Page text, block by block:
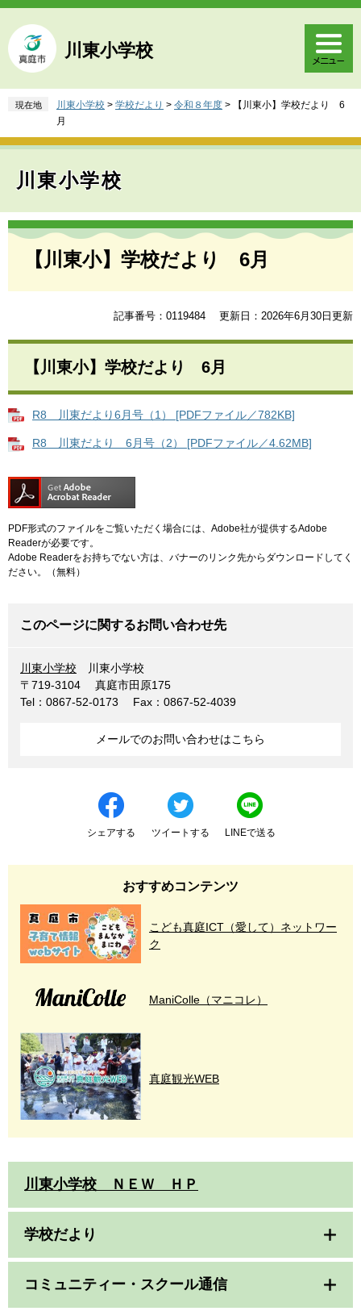
ペ
ジ
の
頭
。
メ
ュ
ー
飛
て
川東小学校
現在地 川東小学校 > 学校だより > 令和８年度 >
【川東小】学校だより 6
月
川東小学校
本
【川東小】学校だより 6月
記事番号：0119484 更新日：2026年6月30日更新
【川東小】学校だより 6月
R8 川東だより6月号（1） [PDFファイル／782KB]
R8 川東だより 6月号（2） [PDFファイル／4.62MB]
PDF形式のファイルをご覧いただく場合には、Adobe社が提供するAdobe
Readerが必要です。
Adobe Readerをお持ちでない方は、バナーのリンク先からダウンロードしてく
ださい。（無料）
このページに関するお問い合わせ先
川東小学校
川東小学校
〒719-3104
真庭市田原175
Tel：0867-52-0173
Fax：0867-52-4039
メールでのお問い合わせはこちら
シェアする ツイートする LINEで送る
おすすめコンテンツ
こども真庭ICT（愛して）ネットワー
ク
ManiColle（マニコレ）
真庭観光WEB
川東小学校 ＮＥＷ ＨＰ
学校だより
コミュニティー・スクール通信